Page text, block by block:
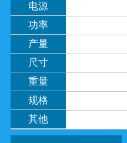
电源
功率
产量
尺寸
重量
规格
其他